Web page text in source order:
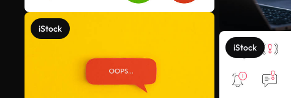
iStock
iStock